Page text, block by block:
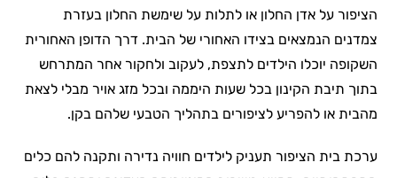
הציפור על אדן החלון או לתלות על שימשת החלון בעזרת
צמדנים הנמצאים בצידו האחורי של הבית. דרך הדופן האחורית
השקופה יוכלו הילדים לתצפת, לעקוב ולחקור אחר המתרחש
בתוך תיבת הקינון בכל שעות היממה ובכל מזג אויר מבלי לצאת
מהבית או להפריע לציפורים בתהליך הטבעי שלהם בקן.
ערכת בית הציפור תעניק לילדים חוויה נדירה ותקנה להם כלים